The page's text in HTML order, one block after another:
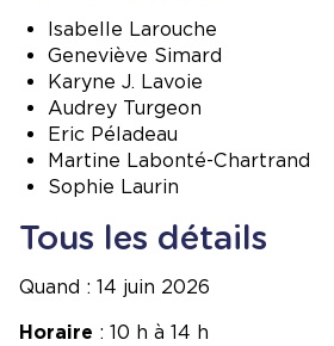
Isabelle Larouche
Geneviève Simard
Karyne J. Lavoie
Audrey Turgeon
Eric Péladeau
Martine Labonté-Chartrand
Sophie Laurin
Tous les détails
Quand : 14 juin 2026
Horaire : 10 h à 14 h